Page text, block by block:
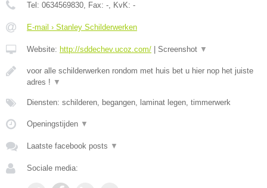
Tel: 0634569830, Fax: -, KvK: -
E-mail › Stanley Schilderwerken
Website: http://sddechev.ucoz.com/ Screenshot ▼
voor alle schilderwerken rondom met huis bet u hier nop het juiste
adres ! ▼
Diensten: schilderen, begangen, laminat legen, timmerwerk
Openingstijden ▼
Laatste facebook posts ▼
Sociale media: